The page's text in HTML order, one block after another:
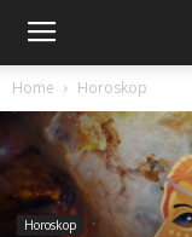
Home Horoskop
Horoskop